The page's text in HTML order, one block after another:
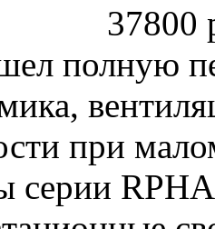
37800
полную
при